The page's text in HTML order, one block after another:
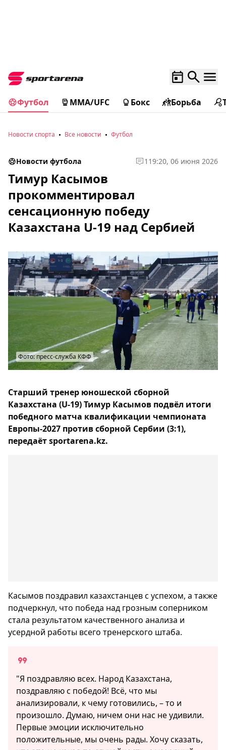
Футбол MMA/UFC Бокс Борьба
Новости спорта Все новости Футбол
Новости футбола 1 19:20, 06 июня 2026
Тимур Касымов
прокомментировал
сенсационную победу
Казахстана U-19 над Сербией
Фото: пресс-служба КФФ
Старший тренер юношеской сборной
Казахстана (U-19) Тимур Касымов подвёл итоги
победного матча квалификации чемпионата
Европы-2027 против сборной Сербии (3:1),
передаёт sportarena.kz.
Касымов поздравил казахстанцев с успехом, а также
подчеркнул, что победа над грозным соперником
стала результатом качественного анализа и
усердной работы всего тренерского штаба.
"Я поздравляю всех. Народ Казахстана,
поздравляю с победой! Всё, что мы
анализировали, к чему готовились, – то и
произошло. Думаю, ничем они нас не удивили.
Первые эмоции исключительно
положительные, мы очень рады. Хочу сказать,